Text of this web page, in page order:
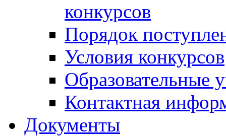
конкурсов
Порядок
Условия конкурсов
Образовательные
Контактная
Документы